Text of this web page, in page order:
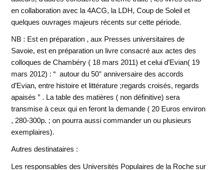
en collaboration avec la 4ACG, la LDH, Coup de Soleil et
quelques ouvrages majeurs récents sur cette période.
NB : Est en préparation , aux Presses universitaires de
Savoie, est en préparation un livre consacré aux actes des
colloques de Chambéry ( 18 mars 2011) et celui d’Evian( 19
mars 2012) : “ autour du 50° anniversaire des accords
d’Evian, entre histoire et littérature ;regards croisés, regards
apaisés ” . La table des matières ( non définitive) sera
transmise à ceux qui en feront la demande ( 20 Euros environ
, 280-300p. ; on pourra aussi commander un ou plusieurs
exemplaires).
Autres destinataires :
Les responsables des Universités Populaires de la Roche sur